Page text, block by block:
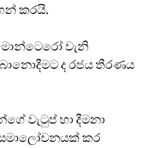
කරයි.
වැනි
ද රජය තීරණය
වැටුප් හා දීමනා
කර